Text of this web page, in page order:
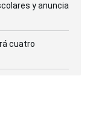
y anuncia
cuatro